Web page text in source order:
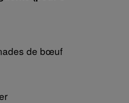
de bœuf